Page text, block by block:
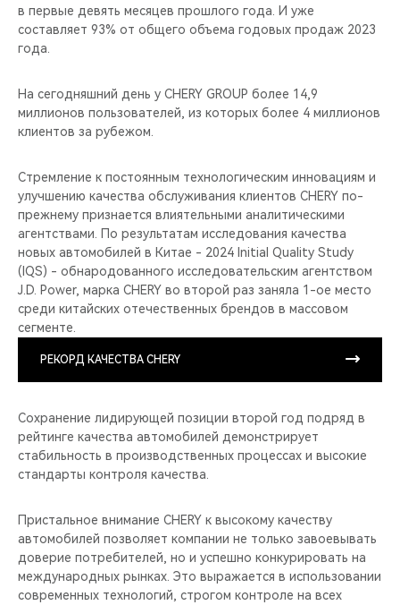
в первые девять месяцев прошлого года. И уже
составляет 93% от общего объема годовых продаж 2023
года.
На сегодняшний день у CHERY GROUP более 14,9
миллионов пользователей, из которых более 4 миллионов
клиентов за рубежом.
Стремление к постоянным технологическим инновациям и
улучшению качества обслуживания клиентов CHERY по-
прежнему признается влиятельными аналитическими
агентствами. По результатам исследования качества
новых автомобилей в Китае - 2024 Initial Quality Study
(IQS) - обнародованного исследовательским агентством
J.D. Power, марка CHERY во второй раз заняла 1-ое место
среди китайских отечественных брендов в массовом
сегменте.
РЕКОРД КАЧЕСТВА CHERY
Сохранение лидирующей позиции второй год подряд в
рейтинге качества автомобилей демонстрирует
стабильность в производственных процессах и высокие
стандарты контроля качества.
Пристальное внимание CHERY к высокому качеству
автомобилей позволяет компании не только завоевывать
доверие потребителей, но и успешно конкурировать на
международных рынках. Это выражается в использовании
современных технологий, строгом контроле на всех